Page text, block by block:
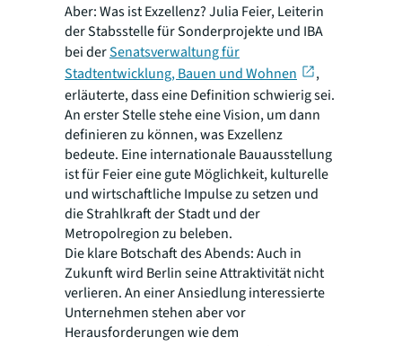
Aber: Was ist Exzellenz? Julia Feier, Leiterin
der Stabsstelle für Sonderprojekte und IBA
bei derSenatsverwaltung für
Stadtentwicklung, Bauen und Wohnen
,
erläuterte, dass eine Definition schwierig sei.
An erster Stelle stehe eine Vision, um dann
definieren zu können, was Exzellenz
bedeute. Eine internationale Bauausstellung
ist für Feier eine gute Möglichkeit, kulturelle
und wirtschaftliche Impulse zu setzen und
die Strahlkraft der Stadt und der
Metropolregion zu beleben.
Die klare Botschaft des Abends: Auch in
Zukunft wird Berlin seine Attraktivität nicht
verlieren. An einer Ansiedlung interessierte
Unternehmen stehen aber vor
Herausforderungen wie dem